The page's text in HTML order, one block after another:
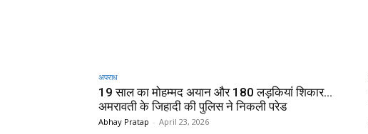
अपराध
19 साल का मोहम्मद अयान और 180 लड़कियां शिकार…
अमरावती के जिहादी की पुलिस ने निकली परेड
Abhay Pratap - April 23, 2026